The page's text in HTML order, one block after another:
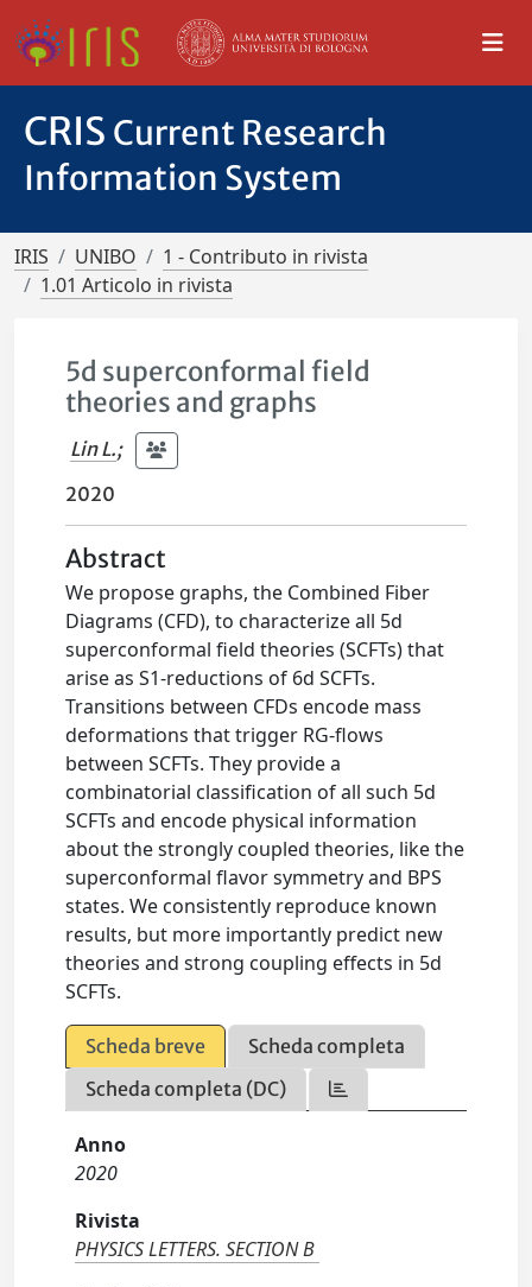
CRIS Current Research
Information System
IRIS UNIBO
1 - Contributo in rivista
1.01 Articolo in rivista
5d superconformal field
theories and graphs
Lin L.;
2020
Abstract
We propose graphs, the Combined Fiber
Diagrams (CFD), to characterize all 5d
superconformal field theories (SCFTs) that
arise as S1-reductions of 6d SCFTs.
Transitions between CFDs encode mass
deformations that trigger RG-flows
between SCFTs. They provide a
combinatorial classification of all such 5d
SCFTs and encode physical information
about the strongly coupled theories, like the
superconformal flavor symmetry and BPS
states. We consistently reproduce known
results, but more importantly predict new
theories and strong coupling effects in 5d
SCFTs.
Scheda breve
Scheda completa
Scheda completa (DC)
Anno
2020
Rivista
PHYSICS LETTERS. SECTION B